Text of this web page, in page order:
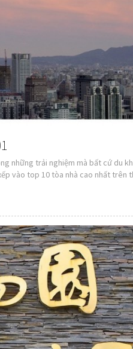
những trải nghiệm mà bất cứ du
vào top 10 tòa nhà cao nhất trên